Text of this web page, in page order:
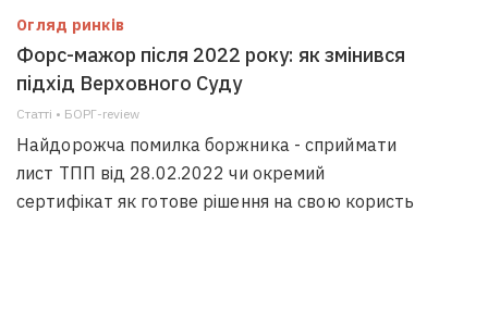
Огляд ринків
Форс-мажор після 2022 року: як змінився
підхід Верховного Суду
Статті • БОРГ-review
Найдорожча помилка боржника - сприймати
лист ТПП від 28.02.2022 чи окремий
сертифікат як готове рішення на свою користь